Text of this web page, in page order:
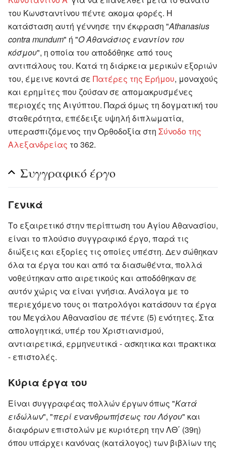
του Κωνσταντίνου πέντε ακομα φορές. Η
κατάσταση αυτή γέννησε την έκφραση "Athanasius
contra mundum" ή "Ο Αθανάσιος εναντίον του
κόσμου", η οποία του αποδόθηκε από τους
αντιπάλους του. Κατά τη διάρκεια μερικών εξοριών
του, έμεινε κοντά σε Πατέρες της Ερήμου, μοναχούς
και ερημίτες που ζούσαν σε απομακρυσμένες
περιοχές της Αιγύπτου. Παρά όμως τη δογματική του
σταθερότητα, επέδειξε υψηλή διπλωματία,
υπερασπιζόμενος την Ορθοδοξία στη Σύνοδο της
Αλεξανδρείας το 362.
Συγγραφικό έργο
Γενικά
Το εξαιρετικό στην περίπτωση του Αγίου Αθανασίου,
είναι το πλούσιο συγγραφικό έργο, παρά τις
διώξεις και εξορίες τις οποίες υπέστη. Δεν σώθηκαν
όλα τα έργα του και από τα διασωθέντα, πολλά
νοθεύτηκαν απο αιρετικούς και αποδόθηκαν σε
αυτόν χώρις να είναι γνήσια. Ανάλογα με το
περιεχόμενο τους οι πατρολόγοι κατάσουν τα έργα
του Μεγάλου Αθανασίου σε πέντε (5) ενότητες. Στα
απολογητικά, υπέρ του Χριστιανισμού,
αντιαιρετικά, ερμηνευτικά - ασκητικα και πρακτικα
- επιστολές.
Κύρια έργα του
Είναι συγγραφέας πολλών έργων όπως "Κατά
ειδώλων", "περί ενανθρωπήσεως του Λόγου" και
διαφόρων επιστολών με κυριότερη την ΛΘ΄ (39η)
όπου υπάρχει κανόνας (κατάλογος) των βιβλίων της